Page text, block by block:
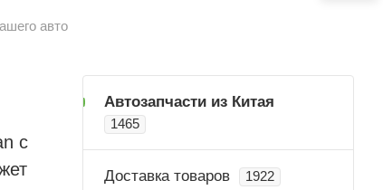
авто
с
Автозапчасти из Китая
1465
Доставка товаров 1922